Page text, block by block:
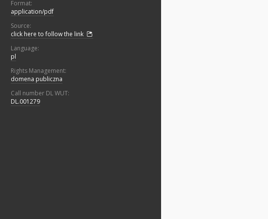
Format:
application/pdf
Source:
click here to follow the link
Language:
pl
Rights Management:
domena publiczna
Call number DL WUT:
DL.001279